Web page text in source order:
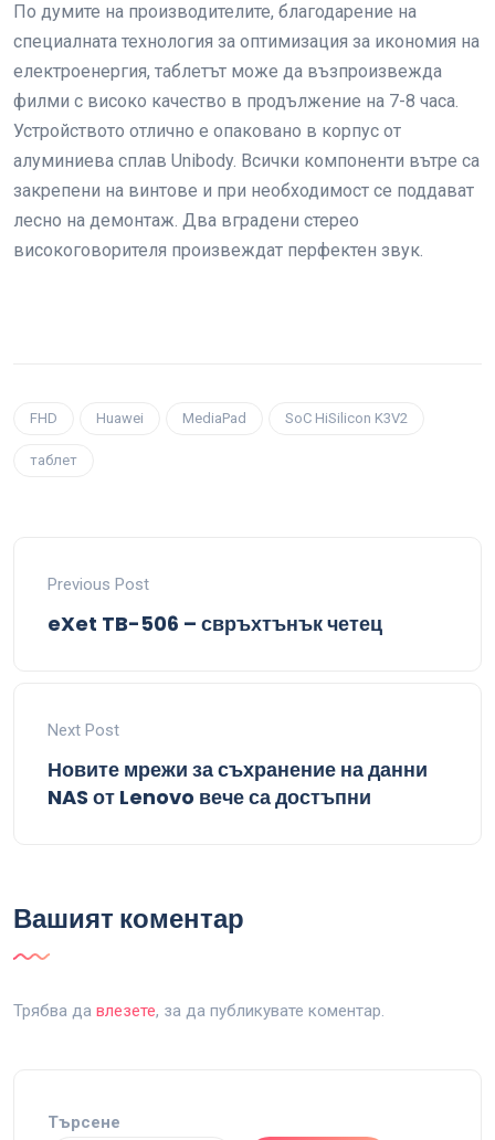
По думите на производителите, благодарение на
специалната технология за оптимизация за икономия на
електроенергия, таблетът може да възпроизвежда
филми с високо качество в продължение на 7-8 часа.
Устройството отлично е опаковано в корпус от
алуминиева сплав Unibody. Всички компоненти вътре са
закрепени на винтове и при необходимост се поддават
лесно на демонтаж. Два вградени стерео
високоговорителя произвеждат перфектен звук.
FHD Huawei MediaPad SoC HiSilicon K3V2
таблет
Previous Post
eXet TB-506 – свръхтънък четец
Next Post
Новите мрежи за съхранение на данни
NAS от Lenovo вече са достъпни
Вашият коментар
Трябва да влезете, за да публикувате коментар.
Търсене